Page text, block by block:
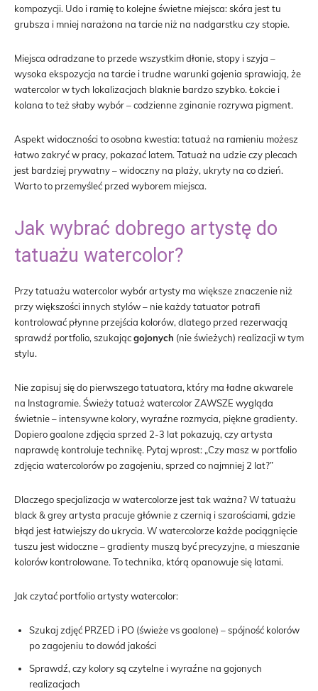
kompozycji. Udo i ramię to kolejne świetne miejsca: skóra jest tu
grubsza i mniej narażona na tarcie niż na nadgarstku czy stopie.
Miejsca odradzane to przede wszystkim dłonie, stopy i szyja –
wysoka ekspozycja na tarcie i trudne warunki gojenia sprawiają, że
watercolor w tych lokalizacjach blaknie bardzo szybko. Łokcie i
kolana to też słaby wybór – codzienne zginanie rozrywa pigment.
Aspekt widoczności to osobna kwestia: tatuaż na ramieniu możesz
łatwo zakryć w pracy, pokazać latem. Tatuaż na udzie czy plecach
jest bardziej prywatny – widoczny na plaży, ukryty na co dzień.
Warto to przemyśleć przed wyborem miejsca.
Jak wybrać dobrego artystę do
tatuażu watercolor?
Przy tatuażu watercolor wybór artysty ma większe znaczenie niż
przy większości innych stylów – nie każdy tatuator potrafi
kontrolować płynne przejścia kolorów, dlatego przed rezerwacją
sprawdź portfolio, szukającgojonych (nie świeżych) realizacji w tym
stylu.
Nie zapisuj się do pierwszego tatuatora, który ma ładne akwarele
na Instagramie. Świeży tatuaż watercolor ZAWSZE wygląda
świetnie – intensywne kolory, wyraźne rozmycia, piękne gradienty.
Dopiero goalone zdjęcia sprzed 2-3 lat pokazują, czy artysta
naprawdę kontroluje technikę. Pytaj wprost: „Czy masz w portfolio
zdjęcia watercolorów po zagojeniu, sprzed co najmniej 2 lat?”
Dlaczego specjalizacja w watercolorze jest tak ważna? W tatuażu
black & grey artysta pracuje głównie z czernią i szarościami, gdzie
błąd jest łatwiejszy do ukrycia. W watercolorze każde pociągnięcie
tuszu jest widoczne – gradienty muszą być precyzyjne, a mieszanie
kolorów kontrolowane. To technika, którą opanowuje się latami.
Jak czytać portfolio artysty watercolor:
Szukaj zdjęć PRZED i PO (świeże vs goalone) – spójność kolorów
po zagojeniu to dowód jakości
Sprawdź, czy kolory są czytelne i wyraźne na gojonych
realizacjach